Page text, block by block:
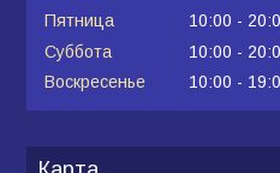
Пятница
10:00
Суббота
10:00
Воскресенье
10:00